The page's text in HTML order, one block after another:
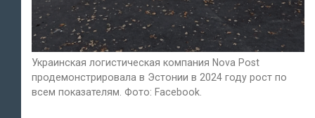
Украинская логистическая компания Nova Post
продемонстрировала в Эстонии в 2024 году рост по
всем показателям. Фото: Facebook.